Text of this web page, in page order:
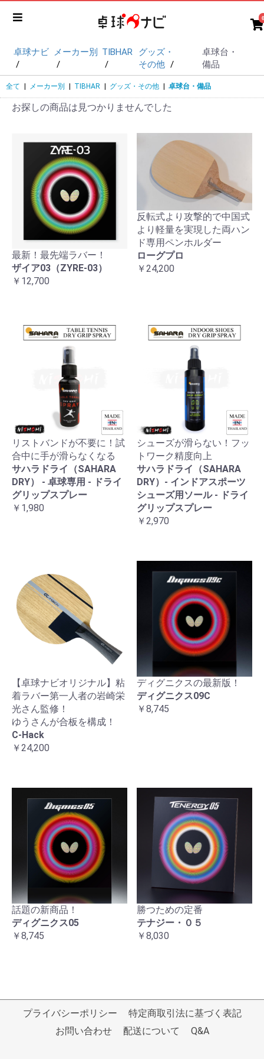
0
卓球ナビ メーカー別 TIBHAR
グッズ・
その他
卓球台・
備品
全て メーカー別 TIBHAR グッズ・その他 卓球台・備品
お探しの商品は見つかりませんでした
最新！最先端ラバー！
ザイア03（ZYRE-03）
￥12,700
反転式より攻撃的で中国式
より軽量を実現した両ハン
ド専用ペンホルダー
ローグプロ
￥24,200
リストバンドが不要に！試
合中に手が滑らなくなる
サハラドライ（SAHARA
DRY） - 卓球専用 - ドライ
グリップスプレー
￥1,980
シューズが滑らない！フッ
トワーク精度向上
サハラドライ（SAHARA
DRY）- インドアスポーツ
シューズ用ソール - ドライ
グリップスプレー
￥2,970
【卓球ナビオリジナル】粘
着ラバー第一人者の岩崎栄
光さん監修！
ゆうさんが合板を構成！
C-Hack
￥24,200
ディグニクスの最新版！
ディグニクス09C
￥8,745
話題の新商品！
ディグニクス05
￥8,745
勝つための定番
テナジー・０５
￥8,030
プライバシーポリシー
特定商取引法に基づく表記
お問い合わせ
配送について Q&A